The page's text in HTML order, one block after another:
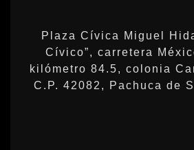
Plaza Cívica Miguel
Cívico”, carretera
kilómetro 84.5, colonia
C.P. 42082, Pachuca de